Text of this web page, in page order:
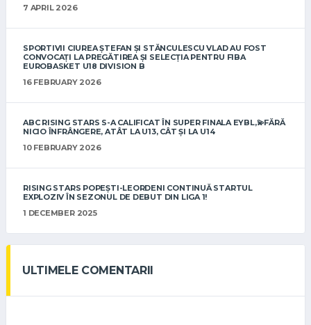
7 APRIL 2026
SPORTIVII CIUREA ȘTEFAN ȘI STĂNCULESCU VLAD AU FOST
CONVOCAȚI LA PREGĂTIREA ȘI SELECȚIA PENTRU FIBA
EUROBASKET U18 DIVISION B
16 FEBRUARY 2026
ABC RISING STARS S-A CALIFICAT ÎN SUPER FINALA EYBL,💫FĂRĂ
NICIO ÎNFRÂNGERE, ATÂT LA U13, CÂT ȘI LA U14
10 FEBRUARY 2026
RISING STARS POPEȘTI-LEORDENI CONTINUĂ STARTUL
EXPLOZIV ÎN SEZONUL DE DEBUT DIN LIGA 1!
1 DECEMBER 2025
ULTIMELE COMENTARII